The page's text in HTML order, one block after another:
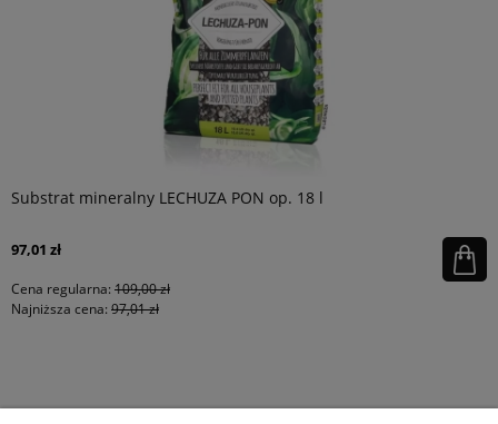
Substrat mineralny LECHUZA PON op. 18 l
97,01 zł
Cena regularna: 109,00 zł
Najniższa cena: 97,01 zł